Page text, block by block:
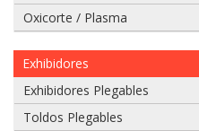
Adjuntar
imágenes
de
problema:
Oxicorte / Plasma
Exhibidores
Exhibidores Plegables
Toldos Plegables